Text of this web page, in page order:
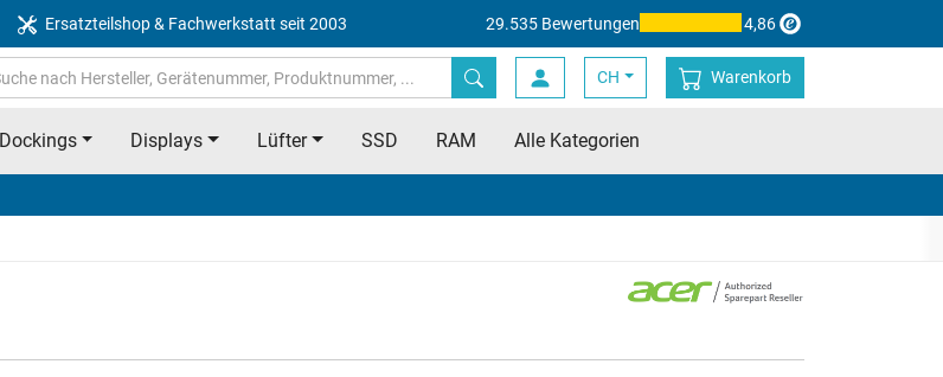
Ersatzteilshop & Fachwerkstatt seit 2003 29.535 Bewertungen 4,86
CH Warenkorb
Dockings Displays Lüfter SSD RAM Alle Kategorien